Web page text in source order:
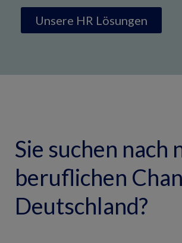
Unsere HR Lösungen
Sie suchen nach
beruflichen
Deutschland?